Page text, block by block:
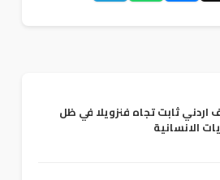
ثابت تجاه فنزويلا في ظل
الانسانية